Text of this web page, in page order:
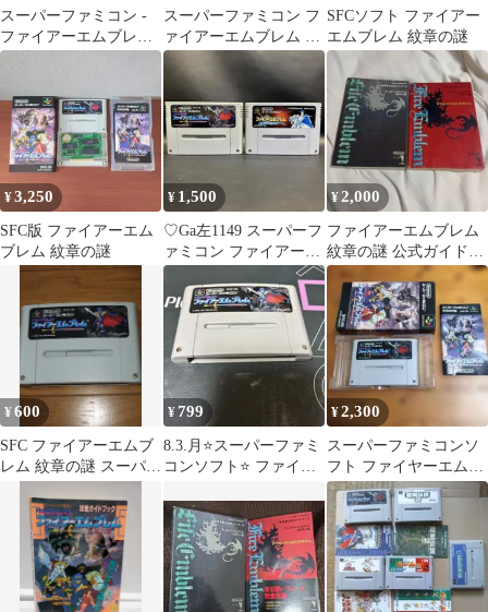
スーパーファミコン -
ファイアーエムブレム
紋章の謎 RPG SAVE
スーパーファミコン フ
ァイアーエムブレム 紋
章の謎
SFCソフト ファイアー
エムブレム 紋章の謎
¥3,250
SFC版 ファイアーエム
ブレム 紋章の謎
¥ 1,500
♡Ga左1149 スーパーフ
ァミコン ファイアーエ
ムブレム ソフト 2点ま
とめ
¥2,000
ファイアーエムブレム
紋章の謎 公式ガイドブ
ック 2冊セット
¥600
SFC ファイアーエムブ
レム 紋章の謎 スーパー
¥799
8.3.月⭐️スーパーファミ
コンソフト⭐️ ファイア
¥2,300
スーパーファミコンソ
フト ファイヤーエムブ
レム 紋章の謎